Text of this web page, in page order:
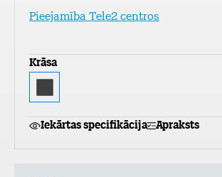
Pieejamība Tele2 centros
Krāsa
Iekārtas specifikācija Apraksts